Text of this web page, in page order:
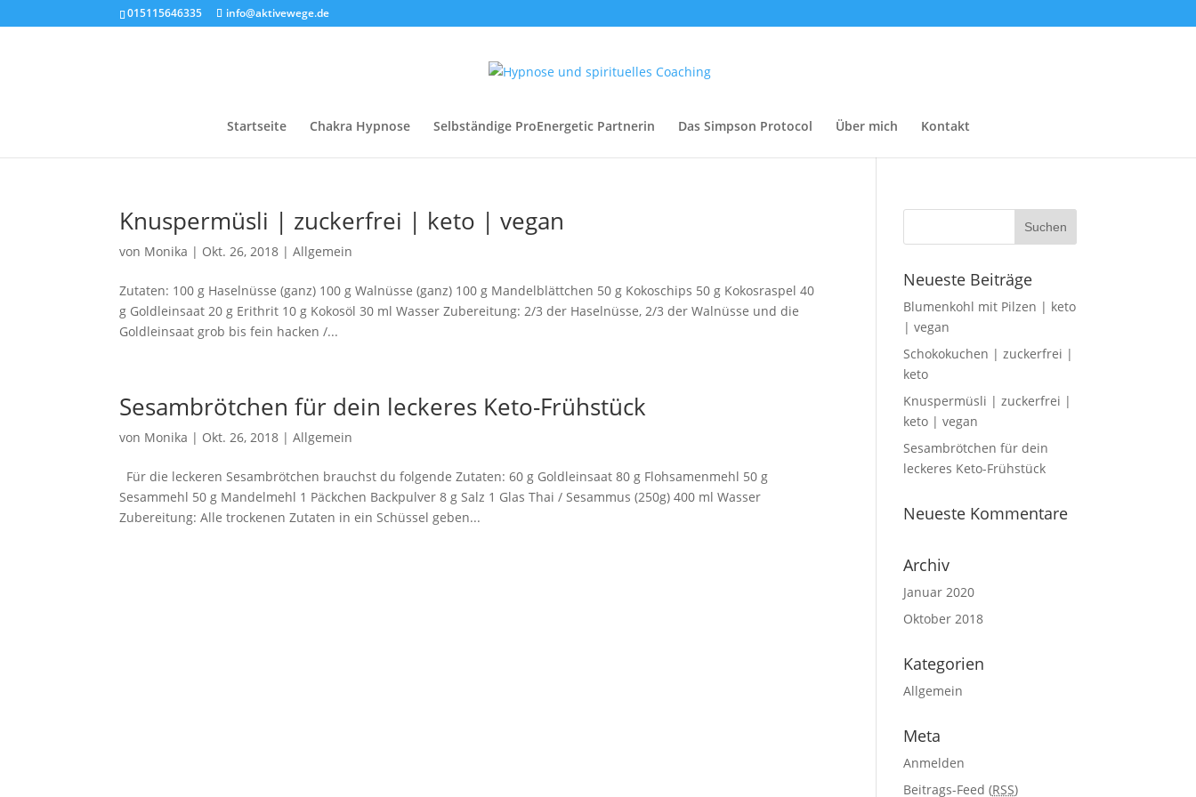
015115646335 info@aktivewege.de
Startseite Chakra Hypnose Selbständige ProEnergetic Partnerin Das Simpson Protocol Über mich Kontakt
Knuspermüsli | zuckerfrei | keto | vegan
von Monika | Okt. 26, 2018 |Allgemein
Zutaten: 100 g Haselnüsse (ganz) 100 g Walnüsse (ganz) 100 g Mandelblättchen 50 g Kokoschips 50 g Kokosraspel 40
g Goldleinsaat 20 g Erithrit 10 g Kokosöl 30 ml Wasser Zubereitung: 2/3 der Haselnüsse, 2/3 der Walnüsse und die
Goldleinsaat grob bis fein hacken /...
Sesambrötchen für dein leckeres Keto-Frühstück
von Monika | Okt. 26, 2018 |Allgemein
Für die leckeren Sesambrötchen brauchst du folgende Zutaten: 60 g Goldleinsaat 80 g Flohsamenmehl 50 g
Sesammehl 50 g Mandelmehl 1 Päckchen Backpulver 8 g Salz 1 Glas Thai / Sesammus (250g) 400 ml Wasser
Zubereitung: Alle trockenen Zutaten in ein Schüssel geben...
Neueste Beiträge
Blumenkohl mit Pilzen | keto
| vegan
Schokokuchen | zuckerfrei |
keto
Knuspermüsli | zuckerfrei |
keto | vegan
Sesambrötchen für dein
leckeres Keto-Frühstück
Neueste Kommentare
Archiv
Januar 2020
Oktober 2018
Kategorien
Allgemein
Meta
Anmelden
Beitrags-Feed (RSS)